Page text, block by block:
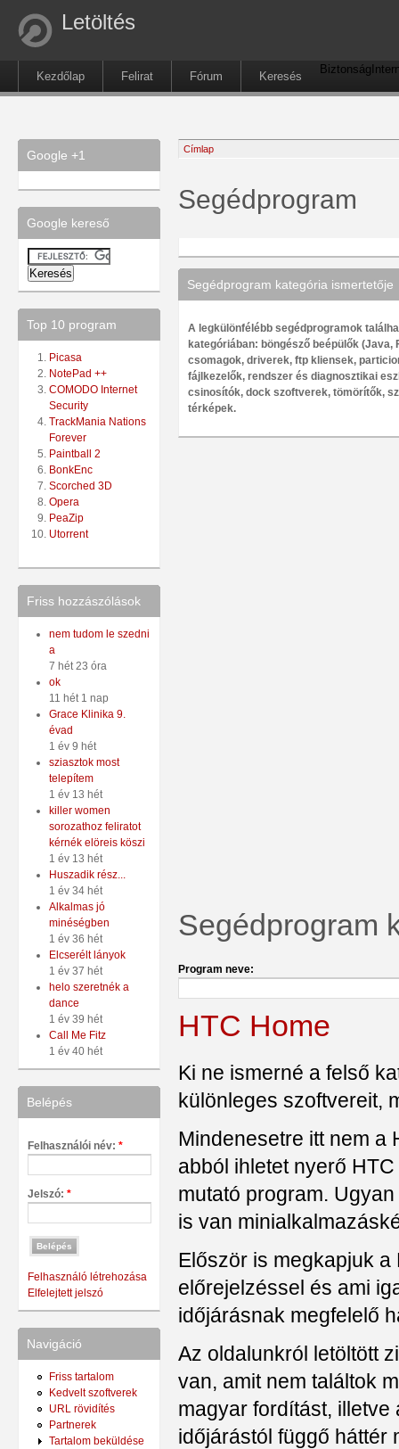
Letöltés
Kezdőlap Felirat Fórum Keresés
Biztonság
Google +1
Google kereső
Top 10 program
Picasa
NotePad ++
COMODO Internet
Security
TrackMania Nations
Forever
Paintball 2
BonkEnc
Scorched 3D
Opera
PeaZip
Utorrent
Friss hozzászólások
nem tudom le szedni
a
7 hét 23 óra
ok
11 hét 1 nap
Grace Klinika 9.
évad
1 év 9 hét
sziasztok most
telepítem
1 év 13 hét
killer women
sorozathoz feliratot
kérnék elöreis köszi
1 év 13 hét
Huszadik rész...
1 év 34 hét
Alkalmas jó
minéségben
1 év 36 hét
Elcserélt lányok
1 év 37 hét
helo szeretnék a
dance
1 év 39 hét
Call Me Fitz
1 év 40 hét
Belépés
Felhasználói név: *
Jelszó: *
Felhasználó létrehozása
Elfelejtett jelszó
Navigáció
Friss tartalom
Kedvelt szoftverek
URL rövidítés
Partnerek
Tartalom beküldése
Címlap
Segédprogram
Segédprogram kategória ismertetője
A legkülönfélébb segédprogramok
kategóriában: böngésző beépülők (Java,
csomagok, driverek, ftp kliensek,
fájlkezelők, rendszer és diagnosztikai
csinosítók, dock szoftverek, tömörítők,
térképek.
Segédprogram
Program neve:
HTC Home
Ki ne ismerné a felső
különleges szoftvereit,
Mindenesetre itt nem a
abból ihletet nyerő
mutató program.
is van
Először is megkapjuk
előrejelzéssel és ami
időjárásnak megfelelő
Az oldalunkról letöltött
van, amit nem találtok
magyar fordítást,
időjárástól függő háttér